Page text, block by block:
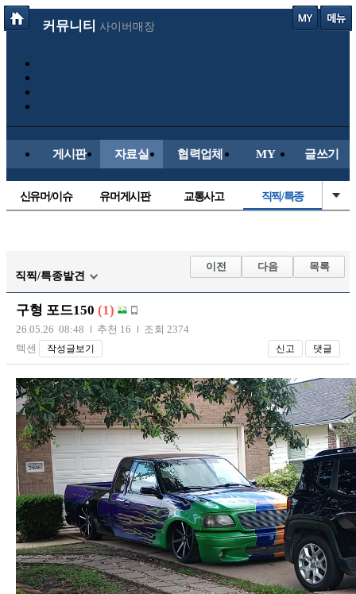
커뮤니티 사이버매장
게시판 자료실 협력업체 MY 글쓰기
신유머/이슈 유머게시판 교통사고 직찍/특종
자유사진 군사/무기
트럭/버스 항공/해운/철도
장착시공사진
직찍/특종발견
이전 다음 목록
구형 포드150 (1)
26.05.26 08:48 추천 16
조회 2374
텍센
작성글보기 신고 댓글